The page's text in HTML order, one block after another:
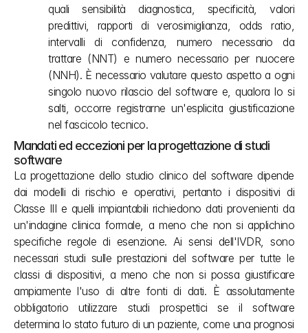
quali sensibilità diagnostica, specificità, valori
predittivi, rapporti di verosimiglianza, odds ratio,
intervalli di confidenza, numero necessario da
trattare (NNT) e numero necessario per nuocere
(NNH). È necessario valutare questo aspetto a ogni
singolo nuovo rilascio del software e, qualora lo si
salti, occorre registrarne un'esplicita giustificazione
nel fascicolo tecnico.
Mandati ed eccezioni per la progettazione di studi
software
La progettazione dello studio clinico del software dipende
dai modelli di rischio e operativi, pertanto i dispositivi di
Classe III e quelli impiantabili richiedono dati provenienti da
un'indagine clinica formale, a meno che non si applichino
specifiche regole di esenzione. Ai sensi dell'IVDR, sono
necessari studi sulle prestazioni del software per tutte le
classi di dispositivi, a meno che non si possa giustificare
ampiamente l'uso di altre fonti di dati. È assolutamente
obbligatorio utilizzare studi prospettici se il software
determina lo stato futuro di un paziente, come una prognosi